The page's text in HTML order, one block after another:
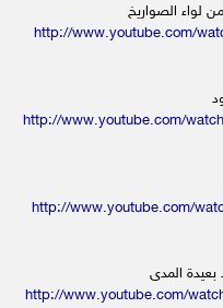
لواء الصواريخ
http://www.youtube.com/
http://www.youtube.com/
http://www.youtube.com/
المدى
http://www.youtube.com/